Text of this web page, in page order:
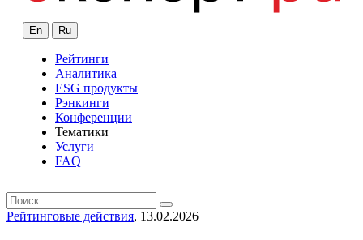
En Ru
Рейтинги
Аналитика
ESG продукты
Рэнкинги
Конференции
Тематики
Услуги
FAQ
Рейтинговые действия, 13.02.2026